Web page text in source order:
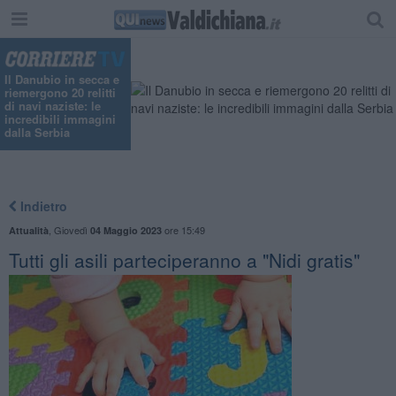
Il Danubio in secca e
riemergono 20 relitti
di navi naziste: le
incredibili immagini
dalla Serbia
Indietro
Attualità Giovedì 04 Maggio 2023ore 15:49
Tutti gli asili parteciperanno a "Nidi gratis"